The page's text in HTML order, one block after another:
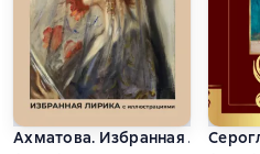
Ахматова. Избранная лирика